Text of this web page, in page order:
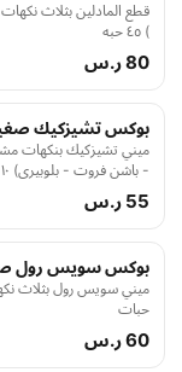
قطع المادلين بثلاث
) ٤٥ حبه
80 ر.س
بوكس تشيزكيك
ميني تشيزكيك بنكهات
- باشن فروت - بلوبيري) ١٠ حبات
55 ر.س
بوكس سويس رول
حبات
60 ر.س